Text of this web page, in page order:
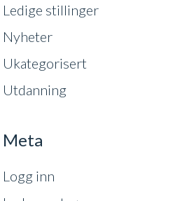
Ledige stillinger
Nyheter
Ukategorisert
Utdanning
Meta
Logg inn